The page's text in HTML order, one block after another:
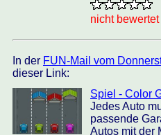
nicht bewertet
In der FUN-Mail vom
dieser Link:
Spiel - Color
Jedes Auto
passende
Autos mit der